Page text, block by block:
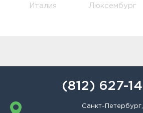
Италия Люксембург
(812) 627-
Санкт-Петербург,